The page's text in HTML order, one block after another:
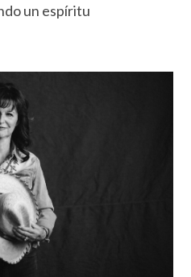
un espíritu